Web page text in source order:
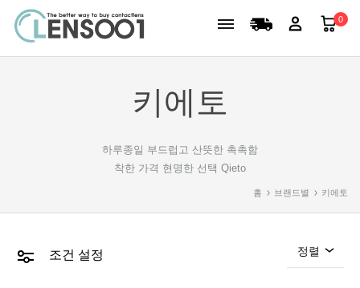
0
키에토
하루종일 부드럽고 산뜻한 촉촉함
착한 가격 현명한 선택 Qieto
홈 브랜드별 키에토
조건 설정 정렬